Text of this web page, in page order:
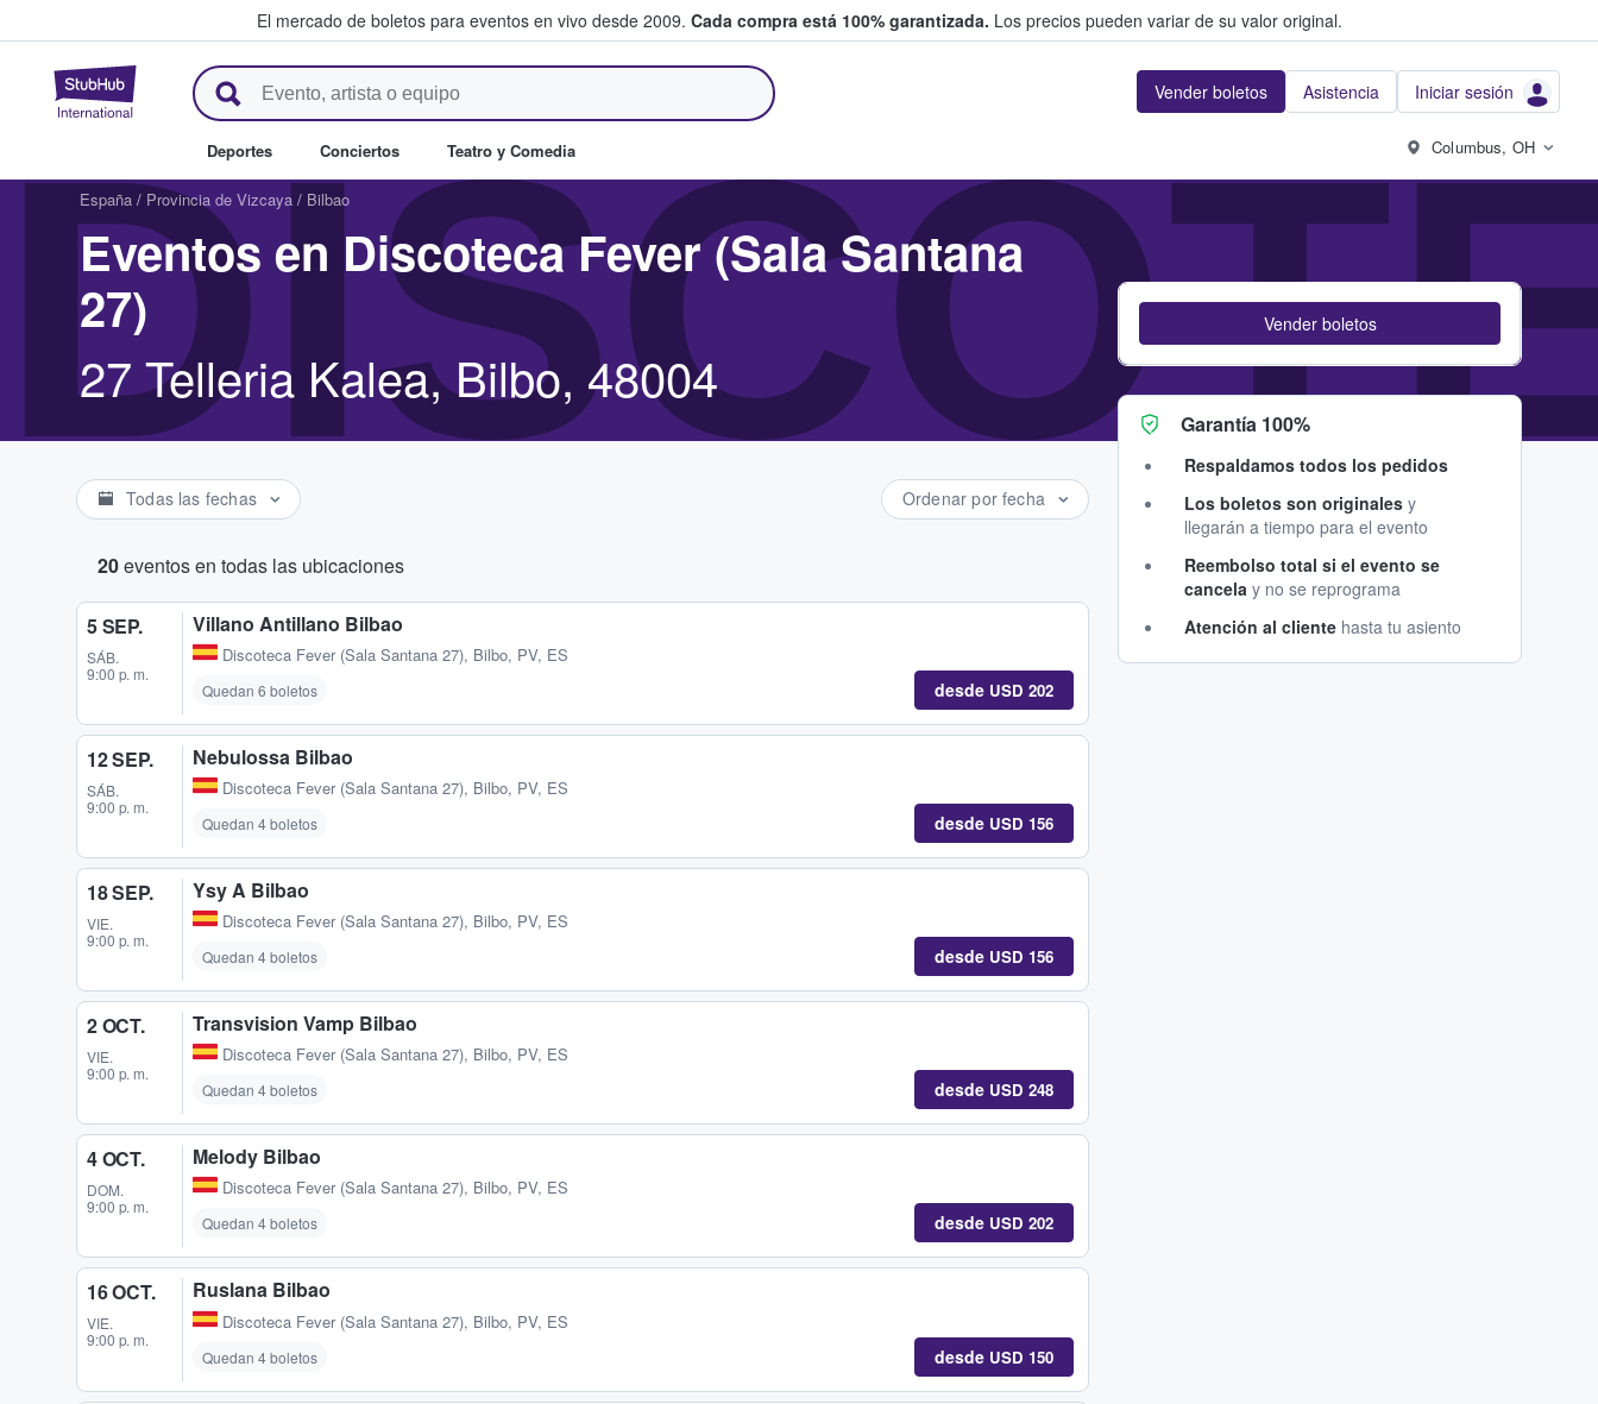
El mercado de boletos para eventos en vivo desde 2009. Cada compra está 100% garantizada. Los precios pueden variar de su valor original.
StubHub: donde los fans compran y venden boletos Vender boletos Asistencia Iniciar sesión
Deportes Conciertos Teatro y Comedia Columbus, OH
España / Provincia de Vizcaya / Bilbao
Eventos en Discoteca Fever (Sala Santana
27)
27 Telleria Kalea, Bilbo, 48004
Todas las fechas Ordenar por fecha
20eventos en todas las ubicaciones
5 SEP.
SÁB.
9:00 p. m.
Villano Antillano Bilbao
Discoteca Fever (Sala Santana 27), Bilbo, PV, ES
Quedan 6 boletos desde USD 202
12 SEP.
SÁB.
9:00 p. m.
Nebulossa Bilbao
Discoteca Fever (Sala Santana 27), Bilbo, PV, ES
Quedan 4 boletos desde USD 156
18 SEP.
VIE.
9:00 p. m.
Ysy A Bilbao
Discoteca Fever (Sala Santana 27), Bilbo, PV, ES
Quedan 4 boletos desde USD 156
2 OCT.
VIE.
9:00 p. m.
Transvision Vamp Bilbao
Discoteca Fever (Sala Santana 27), Bilbo, PV, ES
Quedan 4 boletos desde USD 248
4 OCT.
DOM.
9:00 p. m.
Melody Bilbao
Discoteca Fever (Sala Santana 27), Bilbo, PV, ES
Quedan 4 boletos desde USD 202
16 OCT.
VIE.
9:00 p. m.
Ruslana Bilbao
Discoteca Fever (Sala Santana 27), Bilbo, PV, ES
Quedan 4 boletos desde USD 150
Vender boletos
Garantía 100%
Respaldamos todos los pedidos
Los boletos son originales y
llegarán a tiempo para el evento
Reembolso total si el evento se
cancela y no se reprograma
Atención al cliente hasta tu asiento